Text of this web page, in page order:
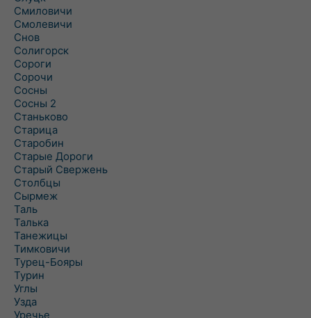
Смиловичи
Смолевичи
Снов
Солигорск
Сороги
Сорочи
Сосны
Сосны 2
Станьково
Старица
Старобин
Старые Дороги
Старый Свержень
Столбцы
Сырмеж
Таль
Талька
Танежицы
Тимковичи
Турец-Бояры
Турин
Углы
Узда
Уречье